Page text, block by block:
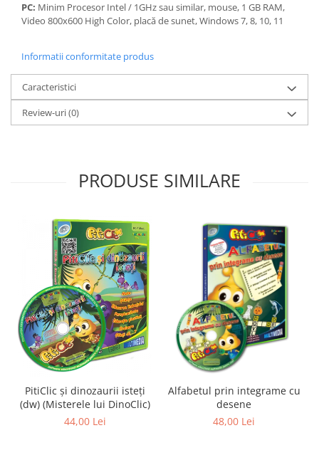
PC: Minim Procesor Intel / 1GHz sau similar, mouse, 1 GB RAM,
Video 800x600 High Color, placă de sunet, Windows 7, 8, 10, 11
Informatii conformitate produs
Caracteristici
Review-uri(0)
PRODUSE SIMILARE
PitiClic și dinozaurii isteți
(dw) (Misterele lui DinoClic)
44,00 Lei
Alfabetul prin integrame cu
desene
48,00 Lei